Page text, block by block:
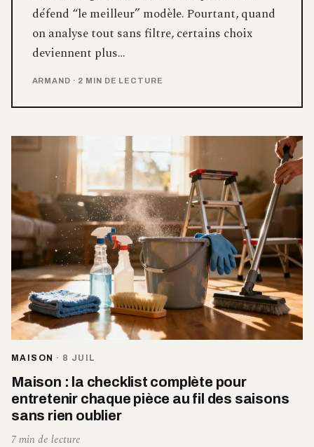
défend “le meilleur” modèle. Pourtant, quand
on analyse tout sans filtre, certains choix
deviennent plus…
ARMAND · 2 MIN DE LECTURE
MAISON · 8 JUIL
Maison : la checklist complète pour
entretenir chaque pièce au fil des saisons
sans rien oublier
7 min de lecture